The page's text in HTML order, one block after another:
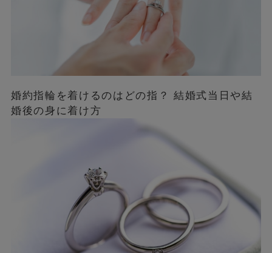
婚約指輪を着けるのはどの指？ 結婚式当日や結
婚後の身に着け方